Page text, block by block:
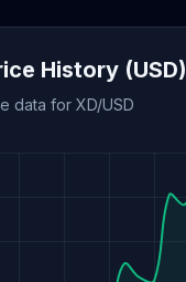
History (USD)
data for XD/USD